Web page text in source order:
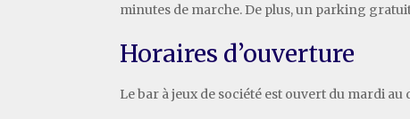
minutes de marche. De plus, un parking
Horaires d’ouverture
Le bar à jeux de société est ouvert du mardi